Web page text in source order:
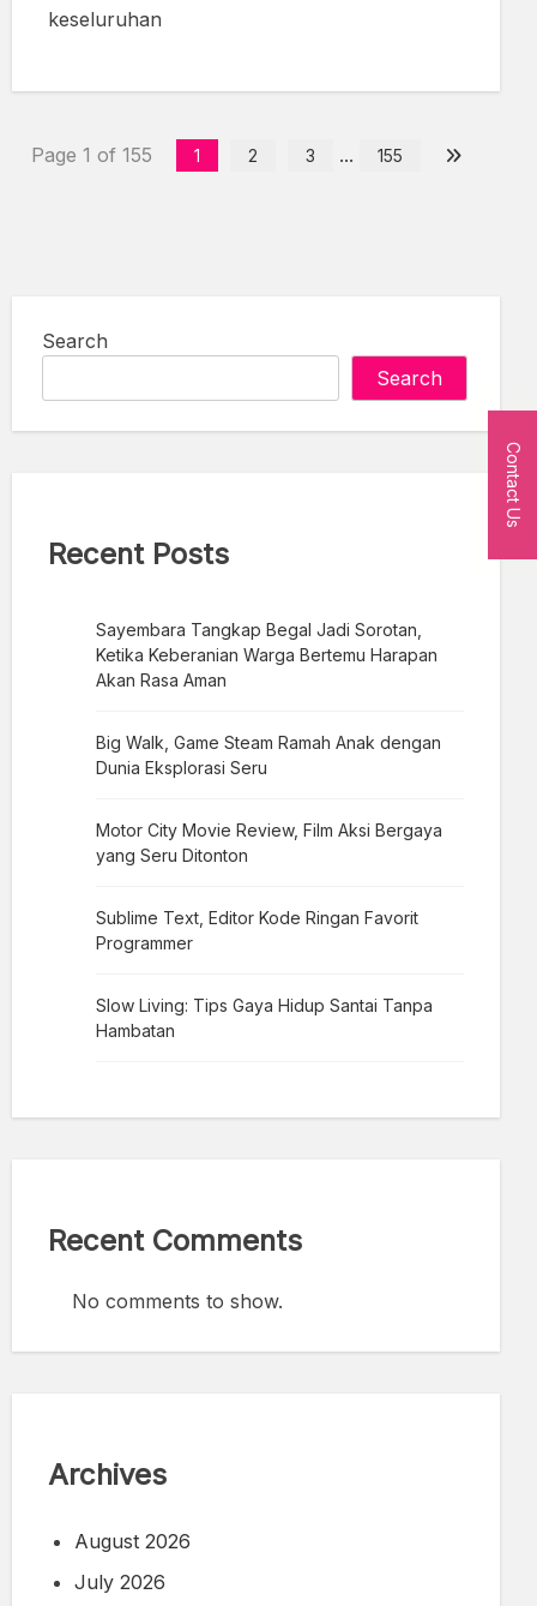
keseluruhan
Page 1 of 155 1 2 3 ... 155
Search
Search
Recent Posts
Sayembara Tangkap Begal Jadi Sorotan,
Ketika Keberanian Warga Bertemu Harapan
Akan Rasa Aman
Big Walk, Game Steam Ramah Anak dengan
Dunia Eksplorasi Seru
Motor City Movie Review, Film Aksi Bergaya
yang Seru Ditonton
Sublime Text, Editor Kode Ringan Favorit
Programmer
Slow Living: Tips Gaya Hidup Santai Tanpa
Hambatan
Recent Comments
No comments to show.
Archives
August 2026
July 2026
Contact Us